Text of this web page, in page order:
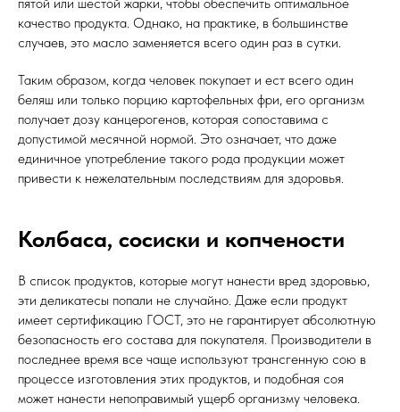
качество продукта. Однако, на практике, в большинстве
случаев, это масло заменяется всего один раз в сутки.
Таким образом, когда человек покупает и ест всего один
беляш или только порцию картофельных фри, его организм
получает дозу канцерогенов, которая сопоставима с
допустимой месячной нормой. Это означает, что даже
единичное употребление такого рода продукции может
привести к нежелательным последствиям для здоровья.
Колбаса, сосиски и копчености
В список продуктов, которые могут нанести вред здоровью,
эти деликатесы попали не случайно. Даже если продукт
имеет сертификацию ГОСТ, это не гарантирует абсолютную
безопасность его состава для покупателя. Производители в
последнее время все чаще используют трансгенную сою в
процессе изготовления этих продуктов, и подобная соя
может нанести непоправимый ущерб организму человека.